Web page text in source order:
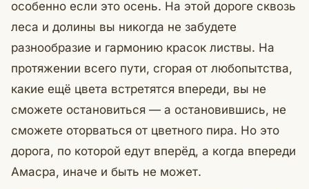
особенно если это осень. На этой дороге сквозь
леса и долины вы никогда не забудете
разнообразие и гармонию красок листвы. На
протяжении всего пути, сгорая от любопытства,
какие ещё цвета встретятся впереди, вы не
сможете остановиться — а остановившись, не
сможете оторваться от цветного пира. Но это
дорога, по которой едут вперёд, а когда впереди
Амасра, иначе и быть не может.